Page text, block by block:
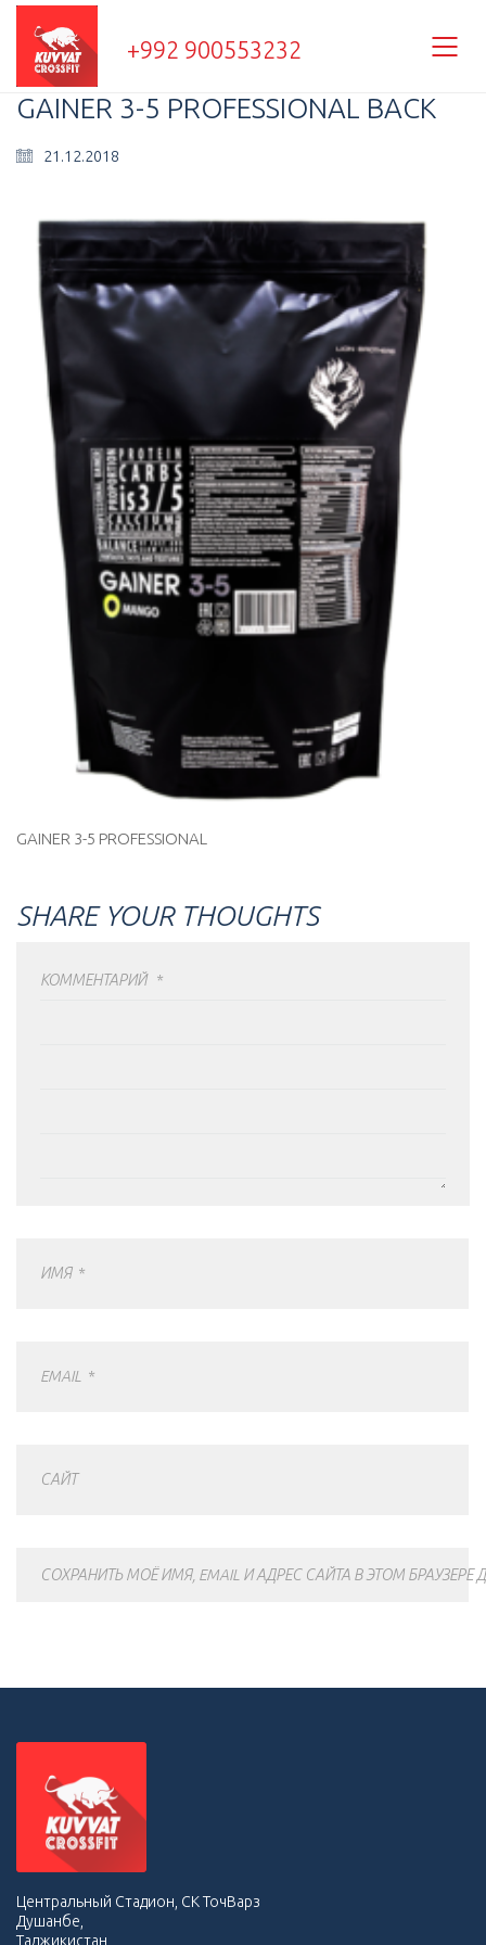
+992 900553232
GAINER 3-5 PROFESSIONAL BACK
21.12.2018
GAINER 3-5 PROFESSIONAL
SHARE YOUR THOUGHTS
КОММЕНТАРИЙ *
ИМЯ *
EMAIL *
САЙТ
СОХРАНИТЬ МОЁ ИМЯ, EMAIL И АДРЕС САЙТА В ЭТОМ
Центральный Стадион, СК ТочВарз
Душанбе,
Таджикистан